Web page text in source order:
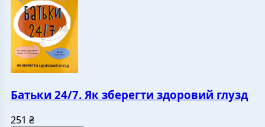
Батьки 24/7. Як зберегти здоровий глузд
251 ₴